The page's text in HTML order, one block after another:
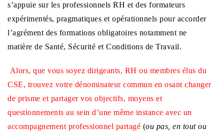
s’appuie sur les professionnels RH et des formateurs
expérimentés, pragmatiques et opérationnels pour accorder
l’agrément des formations obligatoires notamment ne
matière de Santé, Sécurité et Conditions de Travail.
Alors, que vous soyez dirigeants, RH ou membres élus du
CSE, trouvez votre dénominateur commun en osant changer
de prisme et partager vos objectifs, moyens et
questionnements au sein d’une même instance avec un
accompagnement professionnel partagé (ou pas, en tout ou